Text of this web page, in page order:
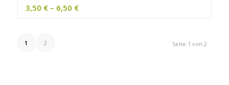
3,50 €– 6,50 €
Seite 1 von 2
1 2